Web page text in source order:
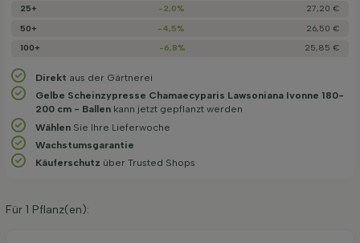
25+
-2,0%
27,20 €
50+
-4,5%
26,50 €
100+
-6,8% 25,85 €
Direkt aus der Gärtnerei
Gelbe Scheinzypresse Chamaecyparis Lawsoniana Ivonne 180-
200 cm - Ballen kann jetzt gepflanzt werden
Wählen Sie Ihre Lieferwoche
Wachstums­garantie
Käuferschutz über Trusted Shops
Für 1 Pflanz(en):